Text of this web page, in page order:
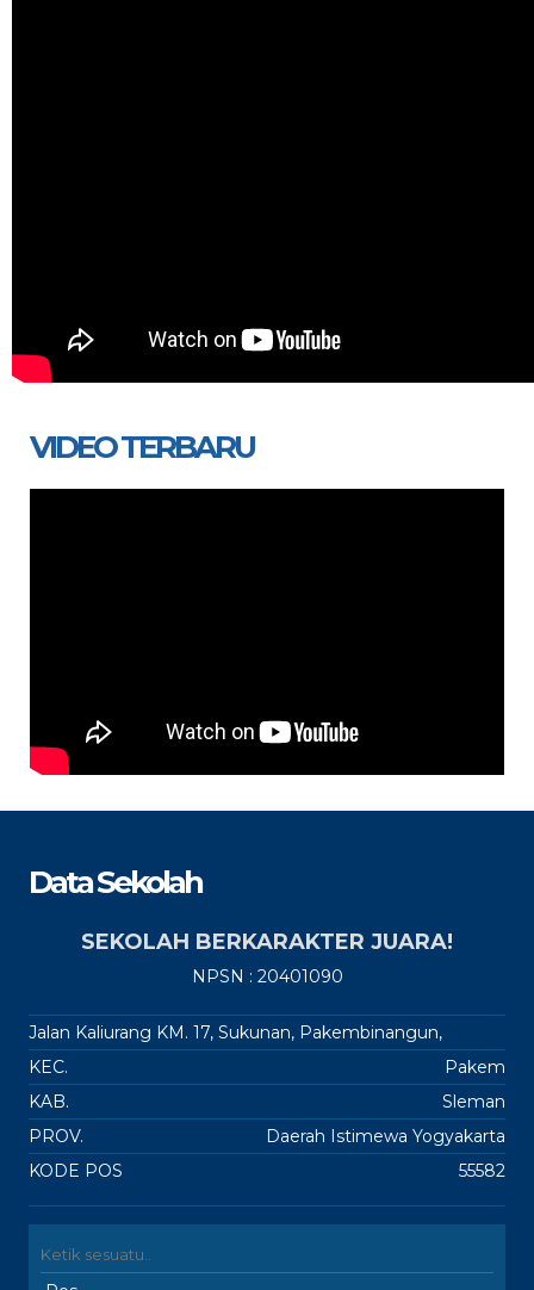
VIDEO TERBARU
Data Sekolah
SEKOLAH BERKARAKTER JUARA!
NPSN : 20401090
Jalan Kaliurang KM. 17, Sukunan, Pakembinangun,
KEC.
Pakem
KAB.
Sleman
PROV.
Daerah Istimewa Yogyakarta
KODE POS
55582